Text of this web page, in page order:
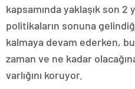
kapsamında yaklaşık son 2
politikaların sonuna
kalmaya devam ederken,
zaman ve ne kadar
varlığını koruyor.